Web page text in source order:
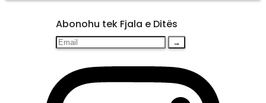
Abonohu tek Fjala e Ditës